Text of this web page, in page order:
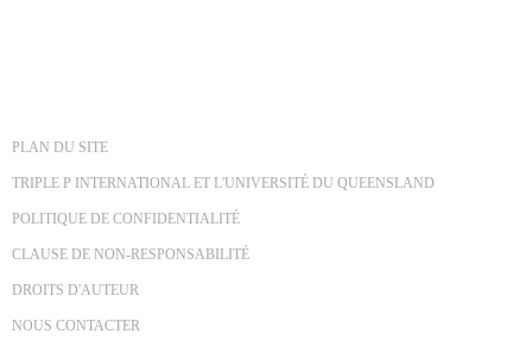
PLAN DU SITE
TRIPLE P INTERNATIONAL ET L'UNIVERSITÉ DU QUEENSLAND
POLITIQUE DE CONFIDENTIALITÉ
CLAUSE DE NON-RESPONSABILITÉ
DROITS D'AUTEUR
NOUS CONTACTER